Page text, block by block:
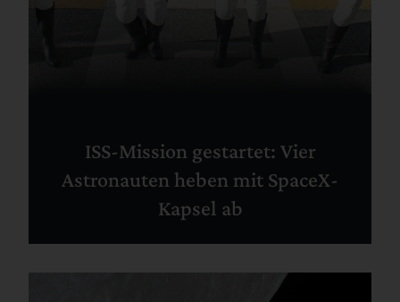
ISS-Mission gestartet: Vier
Astronauten heben mit SpaceX-
Kapsel ab